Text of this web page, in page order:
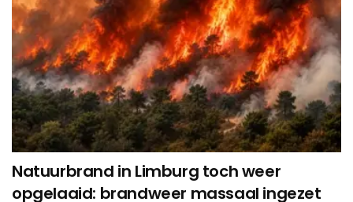
Natuurbrand in Limburg toch weer
opgelaaid: brandweer massaal ingezet